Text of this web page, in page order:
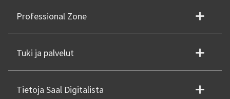
Professional Zone
Tuki ja palvelut
Tietoja Saal Digitalista